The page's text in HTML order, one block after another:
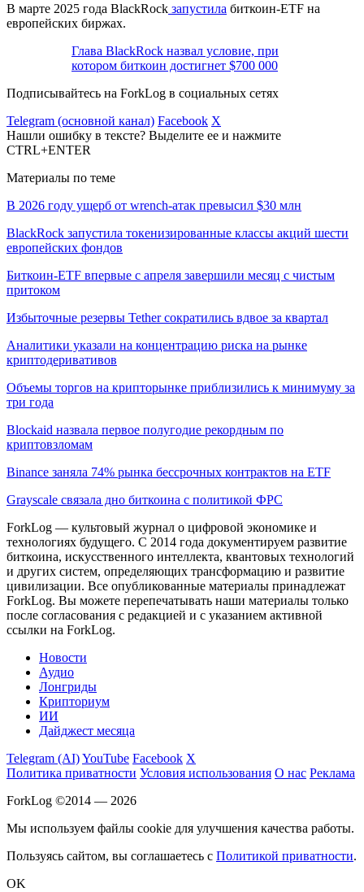
В марте 2025 года BlackRock запустила биткоин-ETF на
европейских биржах.
Глава BlackRock назвал условие, при
котором биткоин достигнет $700 000
Подписывайтесь на ForkLog в социальных сетях
Telegram (основной канал) Facebook X
Нашли ошибку в тексте? Выделите ее и нажмите
CTRL+ENTER
Материалы по теме
В 2026 году ущерб от wrench-атак превысил $30 млн
BlackRock запустила токенизированные классы акций шести
европейских фондов
Биткоин-ETF впервые с апреля завершили месяц с чистым
притоком
Избыточные резервы Tether сократились вдвое за квартал
Аналитики указали на концентрацию риска на рынке
криптодеривативов
Объемы торгов на крипторынке приблизились к минимуму за
три года
Blockaid назвала первое полугодие рекордным по
криптовзломам
Binance заняла 74% рынка бессрочных контрактов на ETF
Grayscale связала дно биткоина с политикой ФРС
ForkLog — культовый журнал о цифровой экономике и
технологиях будущего. С 2014 года документируем развитие
биткоина, искусственного интеллекта, квантовых технологий
и других систем, определяющих трансформацию и развитие
цивилизации. Все опубликованные материалы принадлежат
ForkLog. Вы можете перепечатывать наши материалы только
после согласования с редакцией и с указанием активной
ссылки на ForkLog.
Новости
Аудио
Лонгриды
Крипториум
ИИ
Дайджест месяца
Telegram (AI)YouTube Facebook X
Политика приватности Условия использования О нас Реклама
ForkLog ©2014 — 2026
Мы используем файлы cookie для улучшения качества работы.
Пользуясь сайтом, вы соглашаетесь с Политикой приватности.
OK